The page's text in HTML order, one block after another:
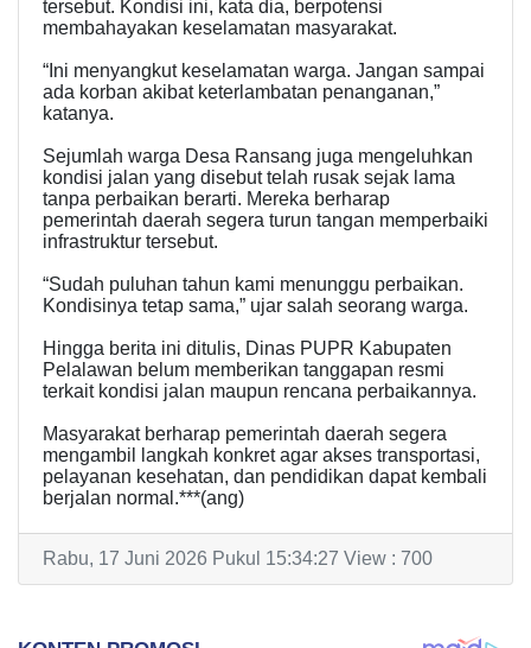
tersebut. Kondisi ini, kata dia, berpotensi
membahayakan keselamatan masyarakat.
“Ini menyangkut keselamatan warga. Jangan sampai
ada korban akibat keterlambatan penanganan,”
katanya.
Sejumlah warga Desa Ransang juga mengeluhkan
kondisi jalan yang disebut telah rusak sejak lama
tanpa perbaikan berarti. Mereka berharap
pemerintah daerah segera turun tangan memperbaiki
infrastruktur tersebut.
“Sudah puluhan tahun kami menunggu perbaikan.
Kondisinya tetap sama,” ujar salah seorang warga.
Hingga berita ini ditulis, Dinas PUPR Kabupaten
Pelalawan belum memberikan tanggapan resmi
terkait kondisi jalan maupun rencana perbaikannya.
Masyarakat berharap pemerintah daerah segera
mengambil langkah konkret agar akses transportasi,
pelayanan kesehatan, dan pendidikan dapat kembali
berjalan normal.***(ang)
Rabu, 17 Juni 2026 Pukul 15:34:27 View : 700